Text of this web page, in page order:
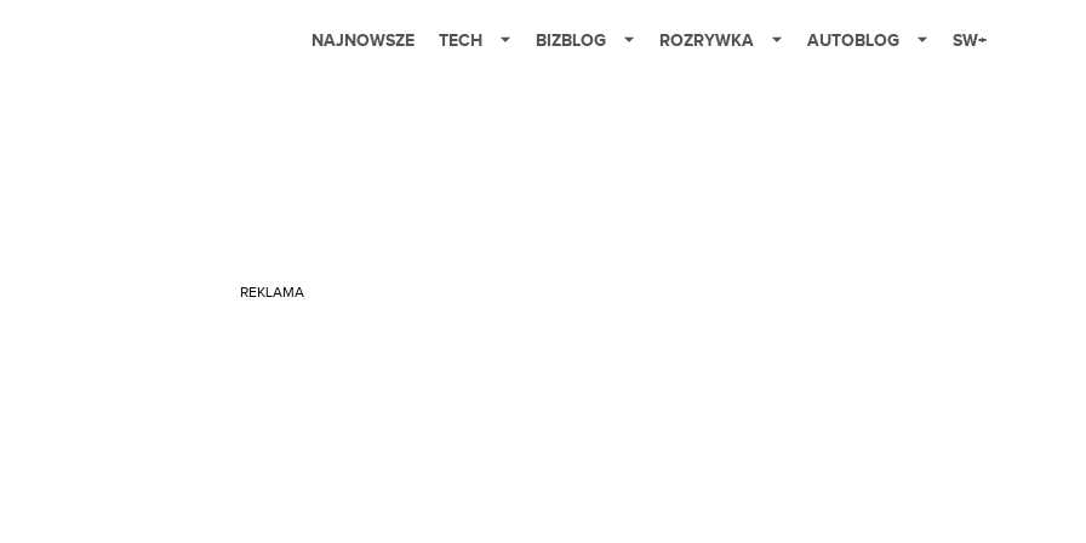
NAJNOWSZE TECH BIZBLOG ROZRYWKA AUTOBLOG SW+
REKLAMA